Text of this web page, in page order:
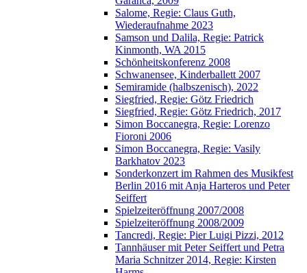
Salome, Regie: Claus Guth,
Wiederaufnahme 2023
Samson und Dalila, Regie: Patrick
Kinmonth, WA 2015
Schönheitskonferenz 2008
Schwanensee, Kinderballett 2007
Semiramide (halbszenisch), 2022
Siegfried, Regie: Götz Friedrich
Siegfried, Regie: Götz Friedrich, 2017
Simon Boccanegra, Regie: Lorenzo
Fioroni 2006
Simon Boccanegra, Regie: Vasily
Barkhatov 2023
Sonderkonzert im Rahmen des Musikfest
Berlin 2016 mit Anja Harteros und Peter
Seiffert
Spielzeiteröffnung 2007/2008
Spielzeiteröffnung 2008/2009
Tancredi, Regie: Pier Luigi Pizzi, 2012
Tannhäuser mit Peter Seiffert und Petra
Maria Schnitzer 2014, Regie: Kirsten